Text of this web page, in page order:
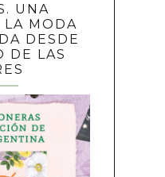
UNA
MODA
DESDE
DE LAS